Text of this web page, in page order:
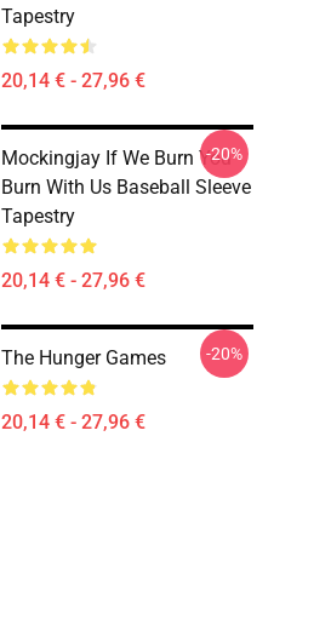
Tapestry
20,14 € - 27,96 €
Mockingjay If We Burn You
Burn With Us Baseball Sleeve
Tapestry
20,14 € - 27,96 €
-20%
The Hunger Games
20,14 € - 27,96 €
-20%